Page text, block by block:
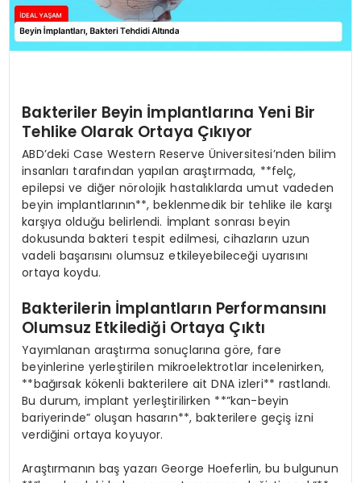
Bakteriler Beyin İmplantlarına Yeni Bir
Tehlike Olarak Ortaya Çıkıyor
ABD’deki Case Western Reserve Üniversitesi’nden bilim
insanları tarafından yapılan araştırmada, **felç,
epilepsi ve diğer nörolojik hastalıklarda umut vadeden
beyin implantlarının**, beklenmedik bir tehlike ile karşı
karşıya olduğu belirlendi. İmplant sonrası beyin
dokusunda bakteri tespit edilmesi, cihazların uzun
vadeli başarısını olumsuz etkileyebileceği uyarısını
ortaya koydu.
Bakterilerin İmplantların Performansını
Olumsuz Etkilediği Ortaya Çıktı
Yayımlanan araştırma sonuçlarına göre, fare
beyinlerine yerleştirilen mikroelektrotlar incelenirken,
**bağırsak kökenli bakterilere ait DNA izleri** rastlandı.
Bu durum, implant yerleştirilirken **”kan-beyin
bariyerinde” oluşan hasarın**, bakterilere geçiş izni
verdiğini ortaya koyuyor.
Araştırmanın baş yazarı George Hoeferlin, bu bulgunun